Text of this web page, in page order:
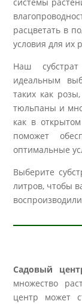
расцветать в
условия для их
Наш
идеальным
таких как
тюльпаны и
как в
поможет
оптимальные
Выберите
литров, чтобы
Садовый
множество
центр может